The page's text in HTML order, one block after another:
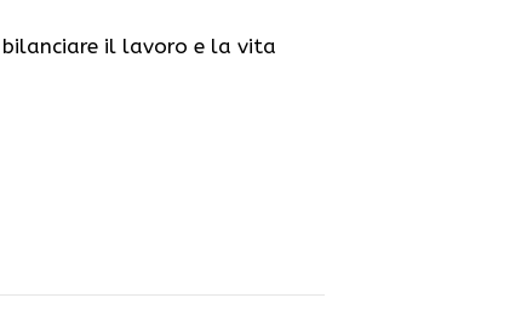
bilanciare il lavoro e la vita